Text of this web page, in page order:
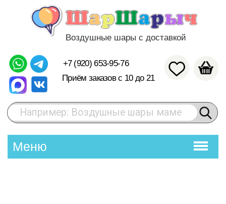
Воздушные шары с доставкой
Приём заказов с 10 до 21
Меню
Например: Воздушные шары маме